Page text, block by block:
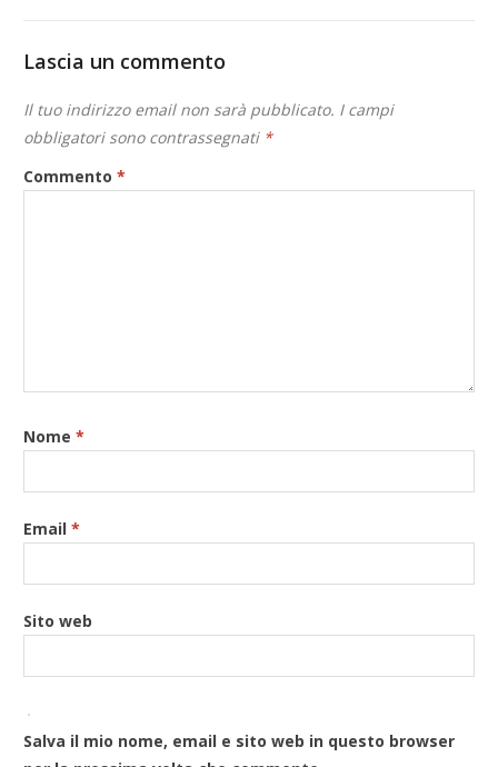
Lascia un commento
Il tuo indirizzo email non sarà pubblicato. I campi
obbligatori sono contrassegnati *
Commento*
Nome*
Email*
Sito web
Salva il mio nome, email e sito web in questo browser